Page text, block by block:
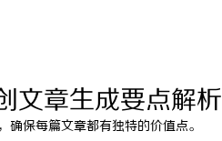
文章生成要点解析
13 20:49:53 onclick： 7
保每篇文章都有独特的价值点。